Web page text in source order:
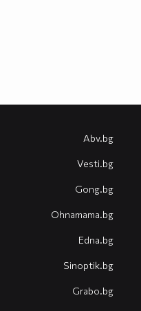
Abv.bg
Vesti.bg
Gong.bg
Оhnamama.bg
Edna.bg
Sinoptik.bg
Grabo.bg